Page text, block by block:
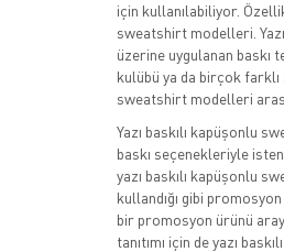
için kullanılabiliyor.
sweatshirt modelleri.
üzerine uygulanan
kulübü ya da birçok
sweatshirt modelleri
Yazı baskılı kapüşonlu
baskı seçenekleriyle
yazı baskılı kapüşonlu
kullandığı gibi
bir promosyon ürünü
tanıtımı için de yazı